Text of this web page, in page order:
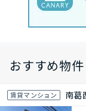
おすすめ物
賃貸マンション 南葛